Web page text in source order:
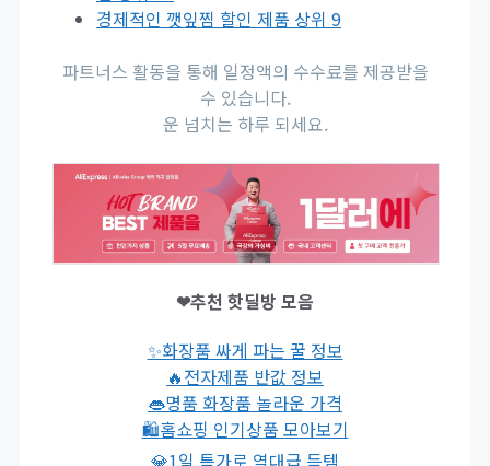
경제적인 깻잎찜 할인 제품 상위 9
파트너스 활동을 통해 일정액의 수수료를 제공받을
수 있습니다.
운 넘치는 하루 되세요.
❤추천 핫딜방 모음
✨화장품 싸게 파는 꿀 정보
🔥전자제품 반값 정보
👄명품 화장품 놀라운 가격
🛍홈쇼핑 인기상품 모아보기